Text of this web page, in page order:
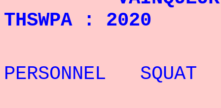
THSWPA
: 2020
PERSONNEL